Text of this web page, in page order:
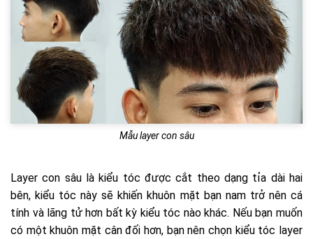
Mẫu layer con sâu
Layer con sâu là kiểu tóc được cắt theo dạng tỉa dài hai
bên, kiểu tóc này sẽ khiến khuôn mặt bạn nam trở nên cá
tính và lãng tử hơn bất kỳ kiểu tóc nào khác. Nếu bạn muốn
có một khuôn mặt cân đối hơn, bạn nên chọn kiểu tóc layer